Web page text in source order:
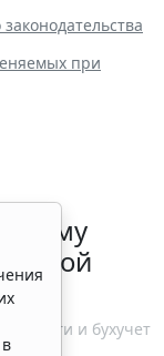
при
Налоги и бухучет